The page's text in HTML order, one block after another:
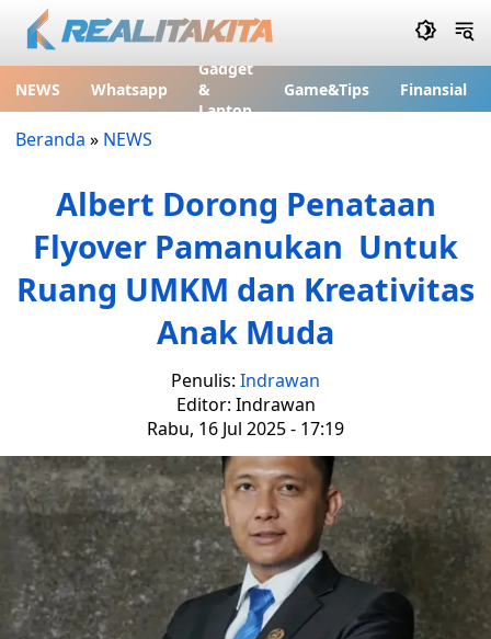
NEWS Whatsapp
Gadget
&
Laptop
Game&Tips Finansial
Beranda » NEWS
Albert Dorong Penataan
Flyover Pamanukan Untuk
Ruang UMKM dan Kreativitas
Anak Muda
Penulis: Indrawan
Editor: Indrawan
Rabu, 16 Jul 2025 - 17:19